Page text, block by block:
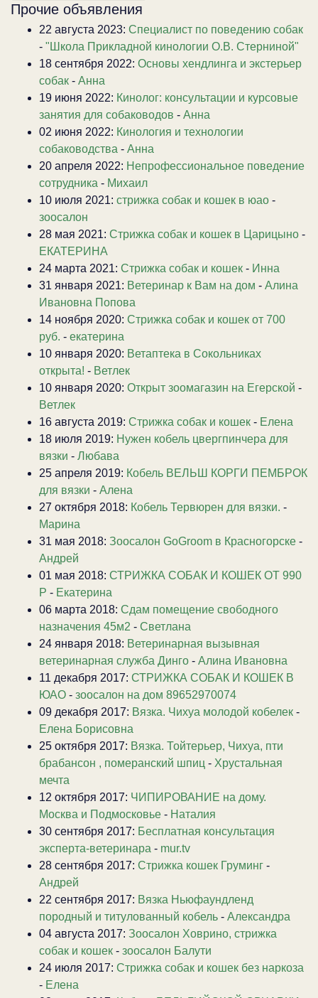
Прочие объявления
22 августа 2023: Специалист по поведению собак
- "Школа Прикладной кинологии О.В. Стерниной"
18 сентября 2022: Основы хендлинга и экстерьер
собак - Анна
19 июня 2022: Кинолог: консультации и курсовые
занятия для собаководов - Анна
02 июня 2022: Кинология и технологии
собаководства - Анна
20 апреля 2022: Непрофессиональное поведение
сотрудника - Михаил
10 июля 2021: стрижка собак и кошек в юао -
зоосалон
28 мая 2021: Стрижка собак и кошек в Царицыно -
ЕКАТЕРИНА
24 марта 2021: Стрижка собак и кошек - Инна
31 января 2021: Ветеринар к Вам на дом - Алина
Ивановна Попова
14 ноября 2020: Стрижка собак и кошек от 700
руб. - екатерина
10 января 2020: Ветаптека в Сокольниках
открыта! - Ветлек
10 января 2020: Открыт зоомагазин на Егерской -
Ветлек
16 августа 2019: Стрижка собак и кошек - Елена
18 июля 2019: Нужен кобель цвергпинчера для
вязки - Любава
25 апреля 2019: Кобель ВЕЛЬШ КОРГИ ПЕМБРОК
для вязки - Алена
27 октября 2018: Кобель Тервюрен для вязки. -
Марина
31 мая 2018: Зоосалон GoGroom в Красногорске -
Андрей
01 мая 2018: СТРИЖКА СОБАК И КОШЕК ОТ 990
Р - Екатерина
06 марта 2018: Сдам помещение свободного
назначения 45м2 - Светлана
24 января 2018: Ветеринарная вызывная
ветеринарная служба Динго - Алина Ивановна
11 декабря 2017: СТРИЖКА СОБАК И КОШЕК В
ЮАО - зоосалон на дом 89652970074
09 декабря 2017: Вязка. Чихуа молодой кобелек -
Елена Борисовна
25 октября 2017: Вязка. Тойтерьер, Чихуа, пти
брабансон , померанский шпиц - Хрустальная
мечта
12 октября 2017: ЧИПИРОВАНИЕ на дому.
Москва и Подмосковье - Наталия
30 сентября 2017: Бесплатная консультация
эксперта-ветеринара - mur.tv
28 сентября 2017: Стрижка кошек Груминг -
Андрей
22 сентября 2017: Вязка Ньюфаундленд
породный и титулованный кобель - Александра
04 августа 2017: Зоосалон Ховрино, стрижка
собак и кошек - зоосалон Балути
24 июля 2017: Стрижка собак и кошек без наркоза
- Елена